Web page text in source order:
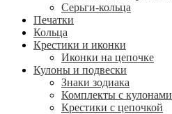
Серьги-кольца
Печатки
Кольца
Крестики и иконки
Иконки на цепочке
Кулоны и подвески
Знаки зодиака
Комплекты с кулонами
Крестики с цепочкой